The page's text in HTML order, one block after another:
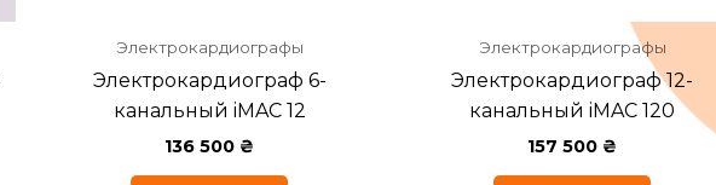
Электрокардиографы
Электрокардиограф 6-
канальный iMAC 12
136 500 ₴
Электрокардиографы
Электрокардиограф 12-
канальный iMAC 120
157 500 ₴